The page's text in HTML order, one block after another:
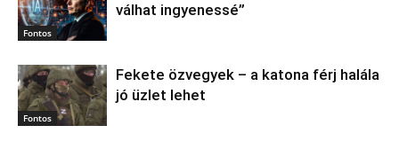
Fontos
válhat ingyenessé”
Fontos
Fekete özvegyek – a katona férj halála
jó üzlet lehet